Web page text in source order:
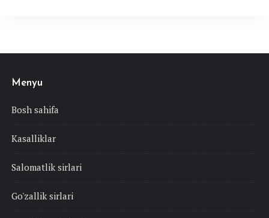
Menyu
Bosh sahifa
Kasalliklar
Salomatlik sirlari
Go'zallik sirlari